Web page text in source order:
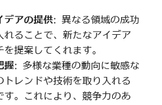
デアの提供: 異なる領域の成功
れることで、新たなアイデア
提案してくれます。
握: 多様な業種の動向に敏感な
トレンドや技術を取り入れる
す。これにより、競争力のあ